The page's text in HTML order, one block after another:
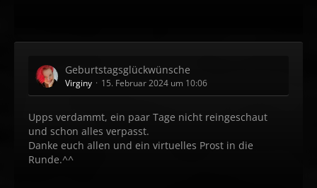
Geburtstagsglückwünsche
Virginy 15. Februar 2024 um 10:06
Upps verdammt, ein paar Tage nicht reingeschaut
und schon alles verpasst.
Danke euch allen und ein virtuelles Prost in die
Runde.^^